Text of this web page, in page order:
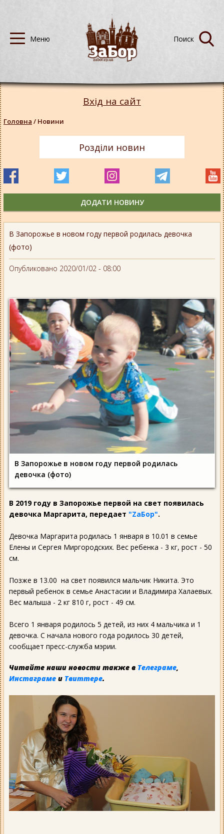
В Запорожье в новом году первой родилась девочка
(фото)
Опубликовано 2020/01/02 - 08:00
В Запорожье в новом году первой родилась
девочка (фото)
В 2019 году в Запорожье первой на свет появилась
девочка Маргарита, передает "ZаБор".
Девочка Маргарита родилась 1 января в 10.01 в семье
Елены и Сергея Миргородских. Вес ребенка - 3 кг, рост - 50
см.
Позже в 13.00 на свет появился мальчик Никита. Это
первый ребенок в семье Анастасии и Владимира Халаевых.
Вес малыша - 2 кг 810 г, рост - 49 см.
Всего 1 января родилось 5 детей, из них 4 мальчика и 1
девочка. С начала нового года родилось 30 детей,
сообщает пресс-служба мэрии.
Читайте наши новости также в Телеграме
Инстаграме и Твиттере.
Вхід на сайт
Головна / Новини
Розділи новин
ДОДАТИ НОВИНУ